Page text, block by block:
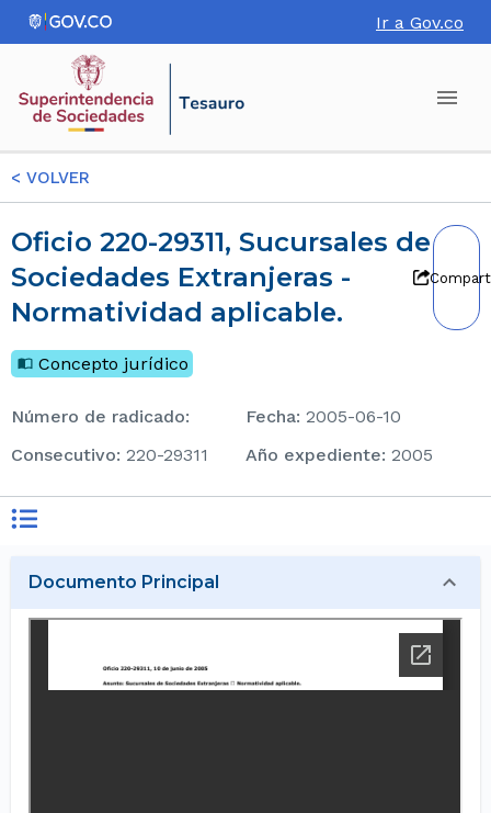
Ir a Gov.co
< VOLVER
Oficio 220-29311, Sucursales de
Sociedades Extranjeras -
Normatividad aplicable.
Concepto jurídico
Número de radicado: Fecha: 2005-06-10
consecutivo: 220-29311 Año expediente: 2005
Documento Principal